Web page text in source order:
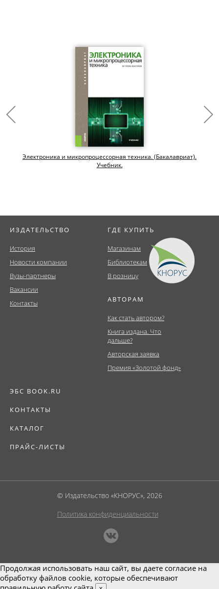
Электроника и микропроцессорная техника. (Бакалавриат).
Учебник.
ИЗДАТЕЛЬСТВО
История
Новости компании
Вузы-партнеры
Вакансии
Контакты
ГДЕ КУПИТЬ
Магазинам
Библиотекам
В розницу
АВТОРАМ
Как стать автором?
Книга издана. Что
дальше?
Авторская заявка
Премия «Золотой фонд»
ЭБС BOOK.RU
КОНТАКТЫ
КАТАЛОГ
ПРАЙС-ЛИСТЫ
© Издательство «КНОРУС», 2026
Политика конфиденциальности
Продолжая использовать наш сайт, вы даете согласие на
обработку файлов cookie, которые обеспечивают